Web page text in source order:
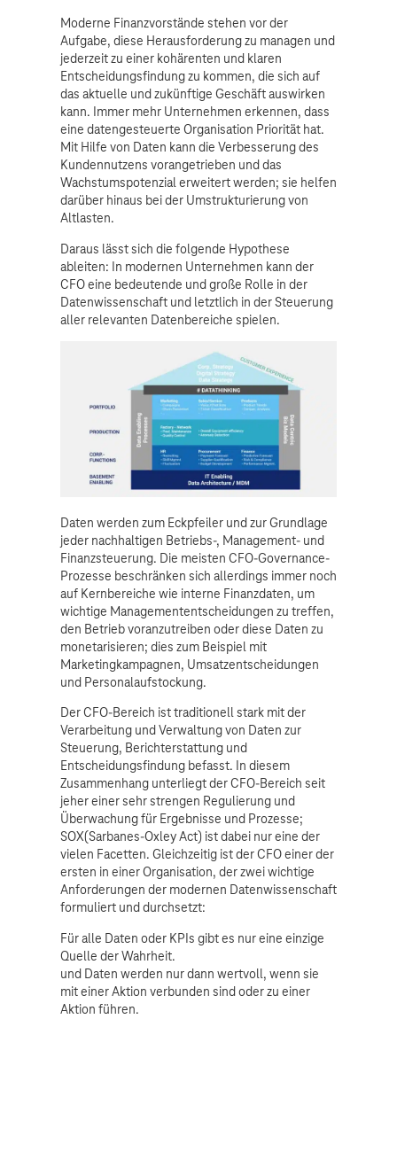
Moderne Finanzvorstände stehen vor der
Aufgabe, diese Herausforderung zu managen und
jederzeit zu einer kohärenten und klaren
Entscheidungsfindung zu kommen, die sich auf
das aktuelle und zukünftige Geschäft auswirken
kann. Immer mehr Unternehmen erkennen, dass
eine datengesteuerte Organisation Priorität hat.
Mit Hilfe von Daten kann die Verbesserung des
Kundennutzens vorangetrieben und das
Wachstumspotenzial erweitert werden; sie helfen
darüber hinaus bei der Umstrukturierung von
Altlasten.
Daraus lässt sich die folgende Hypothese
ableiten: In modernen Unternehmen kann der
CFO eine bedeutende und große Rolle in der
Datenwissenschaft und letztlich in der Steuerung
aller relevanten Datenbereiche spielen.
Daten werden zum Eckpfeiler und zur Grundlage
jeder nachhaltigen Betriebs-, Management- und
Finanzsteuerung. Die meisten CFO-Governance-
Prozesse beschränken sich allerdings immer noch
auf Kernbereiche wie interne Finanzdaten, um
wichtige Managemententscheidungen zu treffen,
den Betrieb voranzutreiben oder diese Daten zu
monetarisieren; dies zum Beispiel mit
Marketingkampagnen, Umsatzentscheidungen
und Personalaufstockung.
Der CFO-Bereich ist traditionell stark mit der
Verarbeitung und Verwaltung von Daten zur
Steuerung, Berichterstattung und
Entscheidungsfindung befasst. In diesem
Zusammenhang unterliegt der CFO-Bereich seit
jeher einer sehr strengen Regulierung und
Überwachung für Ergebnisse und Prozesse;
SOX(Sarbanes-Oxley Act) ist dabei nur eine der
vielen Facetten. Gleichzeitig ist der CFO einer der
ersten in einer Organisation, der zwei wichtige
Anforderungen der modernen Datenwissenschaft
formuliert und durchsetzt:
Für alle Daten oder KPIs gibt es nur eine einzige
Quelle der Wahrheit.
und Daten werden nur dann wertvoll, wenn sie
mit einer Aktion verbunden sind oder zu einer
Aktion führen.